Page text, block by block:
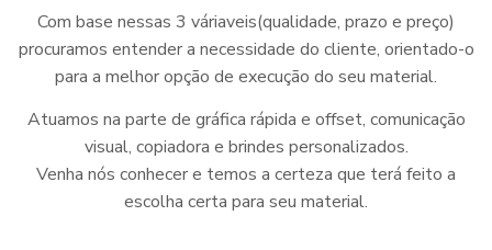
Com base nessas 3 váriaveis(qualidade, prazo e preço)
procuramos entender a necessidade do cliente, orientado-o
para a melhor opção de execução do seu material.
Atuamos na parte de gráfica rápida e offset, comunicação
visual, copiadora e brindes personalizados.
Venha nós conhecer e temos a certeza que terá feito a
escolha certa para seu material.